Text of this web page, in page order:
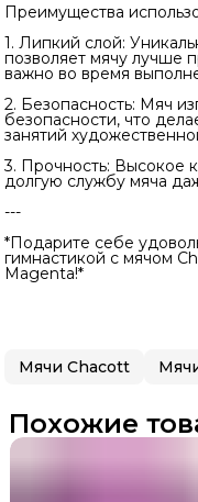
Преимущества
1. Липкий слой:
позволяет мячу лучше
важно во время
2. Безопасность: Мяч
безопасности, что
занятий
3. Прочность: Высокое
долгую службу мяча
---
*Подарите себе
гимнастикой с мячом
Magenta!*
Мячи Chacott
Похожие